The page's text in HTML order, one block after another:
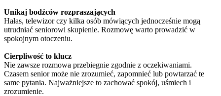
Unikaj bodźców rozpraszających
Hałas, telewizor czy kilka osób mówiących jednocześnie mogą
utrudniać seniorowi skupienie. Rozmowę warto prowadzić w
spokojnym otoczeniu.
Cierpliwość to klucz
Nie zawsze rozmowa przebiegnie zgodnie z oczekiwaniami.
Czasem senior może nie zrozumieć, zapomnieć lub powtarzać te
same pytania. Najważniejsze to zachować spokój, uśmiech i
zrozumienie.